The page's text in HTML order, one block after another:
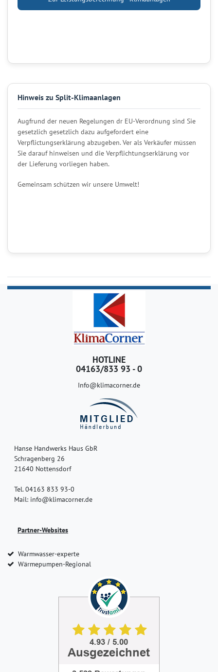
Hinweis zu Split-Klimaanlagen
Augfrund der neuen Regelungen dr EU-Verordnung sind Sie
gesetzlich gesetzlich dazu aufgefordert eine
Verpflictungserklärung abzugeben. Ver als Verkäufer müssen
Sie darauf hinweisen und die Verpflichtungserklärung vor
der Lieferung vorliegen haben.
Gemeinsam schützen wir unsere Umwelt!
HOTLINE
04163/833 93 - 0
Info@klimacorner.de
Hanse Handwerks Haus GbR
Schragenberg 26
21640 Nottensdorf
Tel. 04163 833 93-0
Mail: info@klimacorner.de
Partner-Websites
Warmwasser-experte
Wärmepumpen-Regional